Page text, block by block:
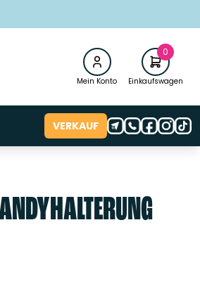
Mein Konto
0
Einkaufswagen
VERKAUF